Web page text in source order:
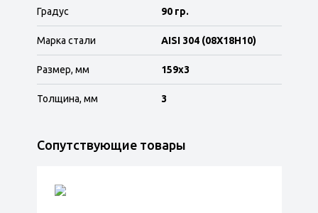
Градус 90 гр.
Марка стали AISI 304 (08Х18Н10)
Размер, мм 159х3
Толщина, мм 3
Сопутствующие товары